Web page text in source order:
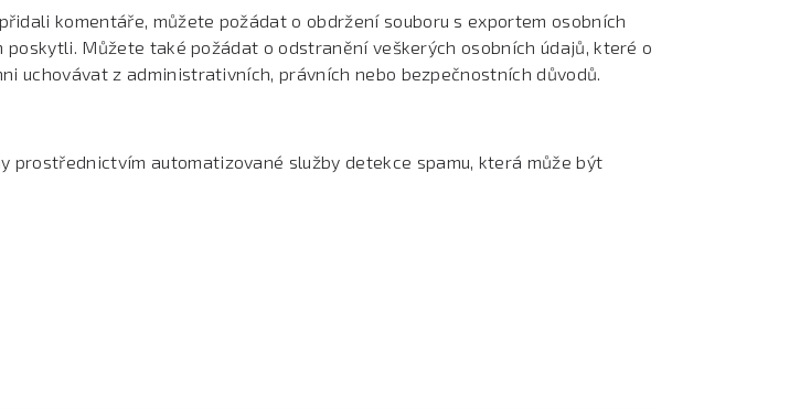
komentáře, můžete požádat o obdržení souboru s exportem osobních
Můžete také požádat o odstranění veškerých osobních údajů, které o
uchovávat z administrativních, právních nebo bezpečnostních důvodů.
prostřednictvím automatizované služby detekce spamu, která může být